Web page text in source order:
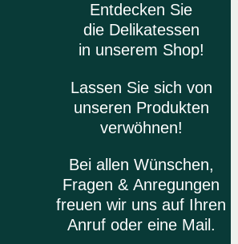
Entdecken Sie
die Delikatessen
in unserem Shop!
Lassen Sie sich von
unseren Produkten
verwöhnen!
Bei allen Wünschen,
Fragen & Anregungen
freuen wir uns auf Ihren
Anruf oder eine Mail.